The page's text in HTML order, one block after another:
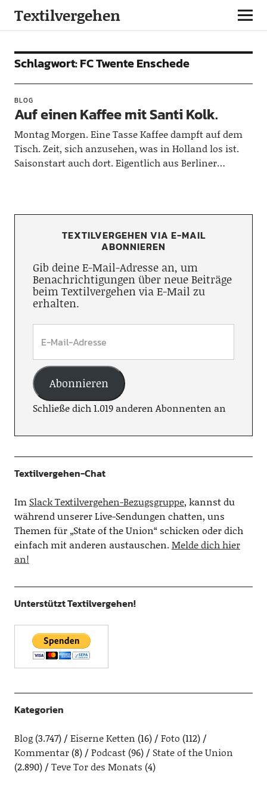
Textilvergehen
Schlagwort:FC Twente Enschede
BLOG
Auf einen Kaffee mit Santi Kolk.
Montag Morgen. Eine Tasse Kaffee dampft auf dem
Tisch. Zeit, sich anzusehen, was in Holland los ist.
Saisonstart auch dort. Eigentlich aus Berliner…
TEXTILVERGEHEN VIA E-MAIL
ABONNIEREN
Gib deine E-Mail-Adresse an, um
Benachrichtigungen über neue Beiträge
beim Textilvergehen via E-Mail zu
erhalten.
Abonnieren
Schließe dich 1.019 anderen Abonnenten an
Textilvergehen-Chat
Im Slack Textilvergehen-Bezugsgruppe, kannst du
während unserer Live-Sendungen chatten, uns
Themen für „State of the Union“ schicken oder dich
einfach mit anderen austauschen.Melde dich hier
an!
Unterstützt Textilvergehen!
Kategorien
Blog(3.747) Eiserne Ketten (16) Foto (112)
Kommentar(8) Podcast(96)
State of the Union
(2.890)
Teve Tor des Monats (4)